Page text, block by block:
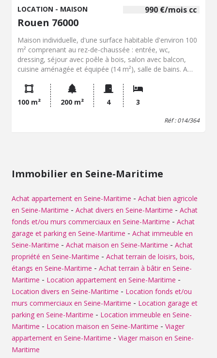
990 €/mois cc
LOCATION - MAISON
Rouen 76000
Maison individuelle, d'une surface habitable d'environ 100
m² comprenant au rez-de-chaussée : entrée, wc,
dressing, séjour avec poêle à bois, salon avec balcon,
cuisine aménagée et équipée (14 m²), salle de bains. A
gaz de ville. Cave en sous-sol. Jardin avec terrasse, sans
vis à vis, avec vue sur Rouen. Prévoir frais de bail notarié
environ 1000,00 EUR + état des lieux d'entrée libre de
100 m² 200 m² 4 3
Réf : 014/364
Immobilier en Seine-Maritime
Achat appartement en Seine-Maritime - Achat bien agricole
en Seine-Maritime - Achat divers en Seine-Maritime - Achat
fonds et/ou murs commerciaux en Seine-Maritime - Achat
garage et parking en Seine-Maritime - Achat immeuble en
Seine-Maritime - Achat maison en Seine-Maritime - Achat
propriété en Seine-Maritime - Achat terrain de loisirs, bois,
étangs en Seine-Maritime - Achat terrain à bâtir en Seine-
Maritime - Location appartement en Seine-Maritime -
Location divers en Seine-Maritime - Location fonds et/ou
murs commerciaux en Seine-Maritime - Location garage et
parking en Seine-Maritime - Location immeuble en Seine-
Maritime - Location maison en Seine-Maritime - Viager
appartement en Seine-Maritime - Viager maison en Seine-
Maritime